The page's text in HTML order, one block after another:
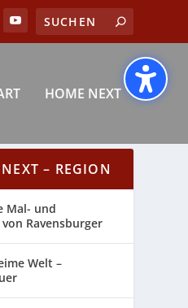
HOME NEXT
– REGION
Mal- und
Ravensburger
Welt –